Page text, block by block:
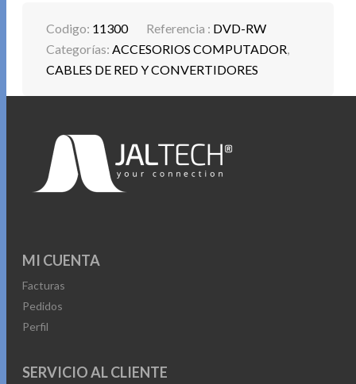
Codigo: 11300 Referencia : DVD-RW
Categorías:ACCESORIOS COMPUTADOR,
CABLES DE RED Y CONVERTIDORES
MI CUENTA
Facturas
Pedidos
Perfil
SERVICIO AL CLIENTE